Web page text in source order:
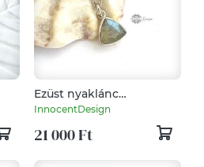
Ezüst nyaklánc
labradorittal
InnocentDesign
21 000 Ft